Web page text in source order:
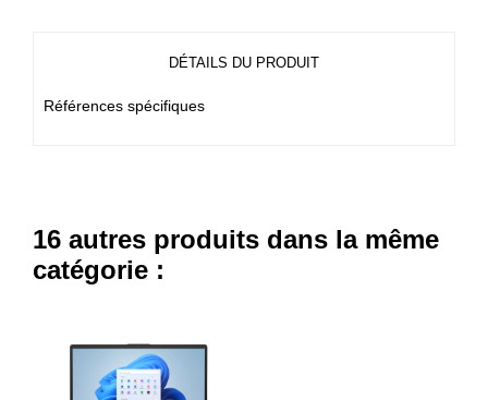
DÉTAILS DU PRODUIT
Références spécifiques
16 autres produits dans la même
catégorie :